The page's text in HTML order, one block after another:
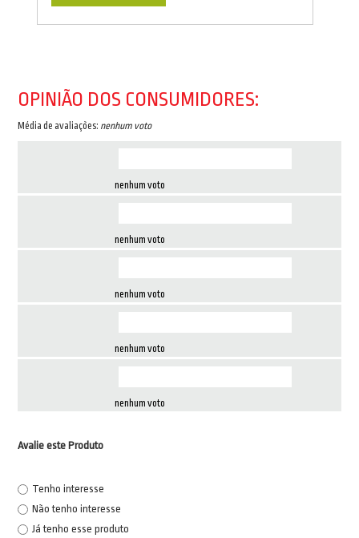
OPINIÃO DOS CONSUMIDORES:
Média de avaliações: nenhum voto
nenhum voto
nenhum voto
nenhum voto
nenhum voto
nenhum voto
Avalie este Produto
Tenho interesse
Não tenho interesse
Já tenho esse produto